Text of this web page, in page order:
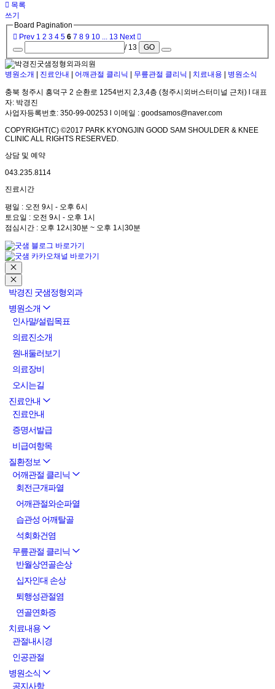
목록
쓰기
Board Pagination
Prev 1 2 3 4 5 6 7 8 9 10 13 Next
/ 13
GO
병원소개 진료안내 어깨관절 클리닉 무릎관절 클리닉 치료내용 병원소식
충북 청주시 흥덕구 2 순환로 1254번지 2,3,4층 (청주시외버스터미널 근처) l 대표
자: 박경진
사업자등록번호: 350-99-00253 l 이메일 : goodsamos@naver.com
COPYRIGHT(C) ©2017 PARK KYONGJIN GOOD SAM SHOULDER & KNEE
CLINIC ALL RIGHTS RESERVED.
상담 및 예약
043.235.8114
진료시간
평일 : 오전 9시 - 오후 6시
토요일 : 오전 9시 - 오후 1시
점심시간 : 오후 12시30분 ~ 오후 1시30분
박경진 굿샘정형외과
병원소개
인사말/설립목표
의료진소개
원내둘러보기
의료장비
오시는길
진료안내
진료안내
증명서발급
비급여항목
질환정보
어깨관절 클리닉
회전근개파열
어깨관절와순파열
습관성 어깨탈골
석회화건염
무릎관절 클리닉
반월상연골손상
십자인대 손상
퇴행성관절염
연골연화증
치료내용
관절내시경
인공관절
병원소식
공지사항